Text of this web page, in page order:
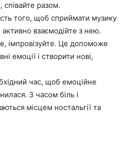
співайте разом.
того, щоб сприймати музику
взаємодійте з нею.
імпровізуйте. Це допоможе
емоції і створити нові,
час, щоб емоційне
З часом біль і
місцем ностальгії та